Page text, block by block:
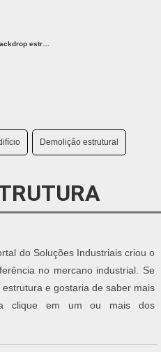
Demolição estrutural
do Soluções Industriais criou o
no mercano industrial. Se
e gostaria de saber mais
clique em um ou mais dos